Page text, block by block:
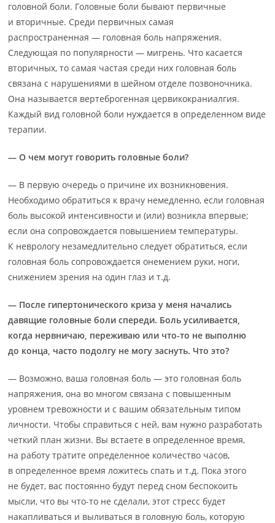
головной боли. Головные боли бывают первичные
и вторичные. Среди первичных самая
распространенная — головная боль напряжения.
Следующая по популярности — мигрень. Что касается
вторичных, то самая частая среди них головная боль
связана с нарушениями в шейном отделе позвоночника.
Она называется вертеброгенная цервикокраниалгия.
Каждый вид головной боли нуждается в определенном виде
терапии.
— О чем могут говорить головные боли?
— В первую очередь о причине их возникновения.
Необходимо обратиться к врачу немедленно, если головная
боль высокой интенсивности и (или) возникла впервые;
если она сопровождается повышением температуры.
К неврологу незамедлительно следует обратиться, если
головная боль сопровождается онемением руки, ноги,
снижением зрения на один глаз и т.д.
— После гипертонического криза у меня начались
давящие головные боли спереди. Боль усиливается,
когда нервничаю, переживаю или что-то не выполню
до конца, часто подолгу не могу заснуть. Что это?
— Возможно, ваша головная боль — это головная боль
напряжения, она во многом связана с повышенным
уровнем тревожности и с вашим обязательным типом
личности. Чтобы справиться с ней, вам нужно разработать
четкий план жизни. Вы встаете в определенное время,
на работу тратите определенное количество часов,
в определенное время ложитесь спать и т.д. Пока этого
не будет, вас постоянно будут перед сном беспокоить
мысли, что вы что-то не сделали, этот стресс будет
накапливаться и выливаться в головную боль, которую